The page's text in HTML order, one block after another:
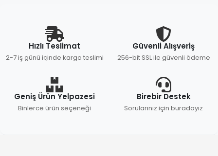
Hızlı Teslimat
2-7 iş günü içinde kargo teslimi
Güvenli Alışveriş
256-bit SSL ile güvenli ödeme
Geniş Ürün Yelpazesi
Binlerce ürün seçeneği
Birebir Destek
Sorularınız için buradayız